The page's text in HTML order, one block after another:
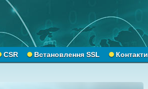
CSR Встановлення SSL Контакти